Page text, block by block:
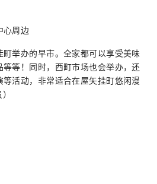
心周边
举办的早市。全家都可以享受美味
等！同时，西町市场也会举办，还
活动，非常适合在屋矢挂町悠闲漫